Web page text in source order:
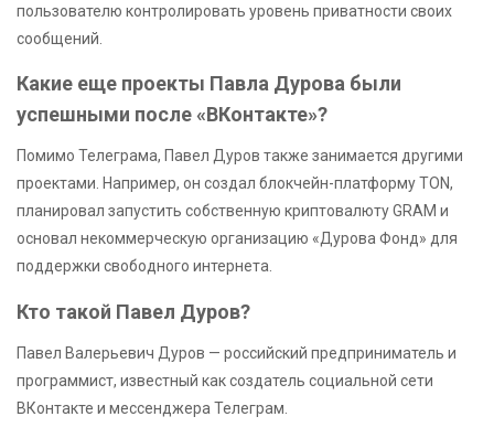
пользователю контролировать уровень приватности своих
сообщений.
Какие еще проекты Павла Дурова были
успешными после «ВКонтакте»?
Помимо Телеграма, Павел Дуров также занимается другими
проектами. Например, он создал блокчейн-платформу TON,
планировал запустить собственную криптовалюту GRAM и
основал некоммерческую организацию «Дурова Фонд» для
поддержки свободного интернета.
Кто такой Павел Дуров?
Павел Валерьевич Дуров — российский предприниматель и
программист, известный как создатель социальной сети
ВКонтакте и мессенджера Телеграм.